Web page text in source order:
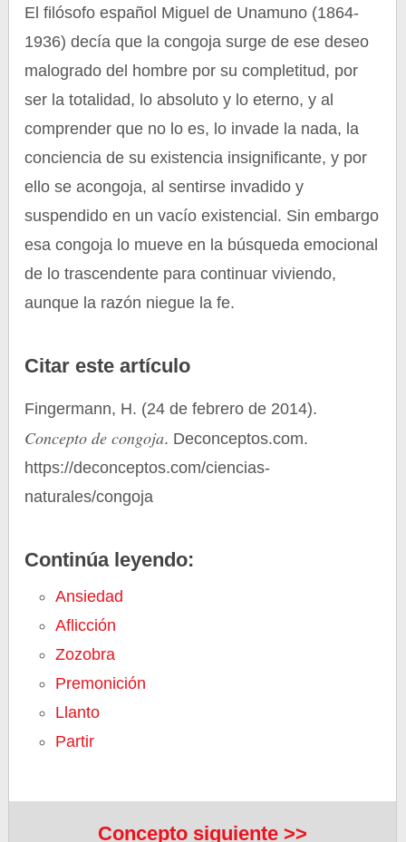
El filósofo español Miguel de Unamuno (1864-
1936) decía que la congoja surge de ese deseo
malogrado del hombre por su completitud, por
ser la totalidad, lo absoluto y lo eterno, y al
comprender que no lo es, lo invade la nada, la
conciencia de su existencia insignificante, y por
ello se acongoja, al sentirse invadido y
suspendido en un vacío existencial. Sin embargo
esa congoja lo mueve en la búsqueda emocional
de lo trascendente para continuar viviendo,
aunque la razón niegue la fe.
Citar este artículo
Fingermann, H. (24 de febrero de 2014).
Concepto de congoja. Deconceptos.com.
https://deconceptos.com/ciencias-
naturales/congoja
Continúa leyendo:
Ansiedad
Aflicción
Zozobra
Premonición
Llanto
Partir
Concepto siguiente >>